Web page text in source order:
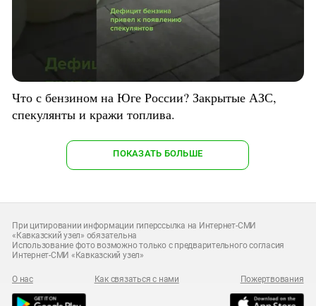
Что с бензином на Юге России? Закрытые АЗС,
спекулянты и кражи топлива.
ПОКАЗАТЬ БОЛЬШЕ
При цитировании информации гиперссылка на Интернет-СМИ
«Кавказский узел» обязательна
Использование фото возможно только с предварительного согласия
Интернет-СМИ «Кавказский узел»
О нас Как связаться с нами Пожертвования